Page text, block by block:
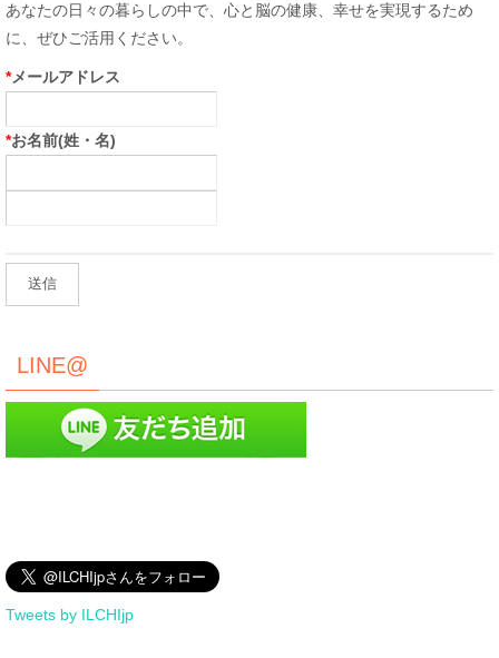
あなたの日々の暮らしの中で、心と脳の健康、幸せを実現するため
に、ぜひご活用ください。
*メールアドレス
*お名前(姓・名)
LINE@
Tweets by ILCHIjp